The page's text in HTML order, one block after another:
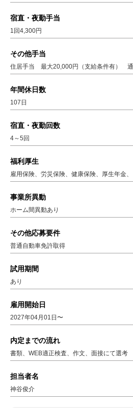
宿直・夜勤手当
1回4,300円
その他手当
住居手当 最大20,000円（支給条件有）
年間休日数
107日
宿直・夜勤回数
4～5回
福利厚生
雇用保険、労災保険、健康保険、厚生年金
事業所異動
ホーム間異動あり
その他応募要件
普通自動車免許取得
試用期間
あり
雇用開始日
2027年04月01日〜
内定までの流れ
書類、WEB適正検査、作文、面接にて選考
担当者名
神谷俊介